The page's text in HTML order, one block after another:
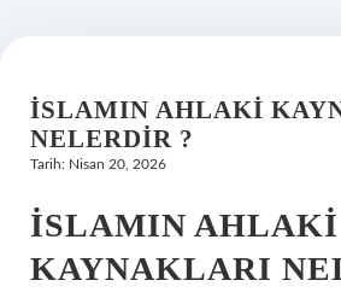
Hakkımızda
İSLAMIN AHLAKI
NELERDIR ?
Tarih: Nisan 20, 2026
İSLAMIN AHLAKI
KAYNAKLARI